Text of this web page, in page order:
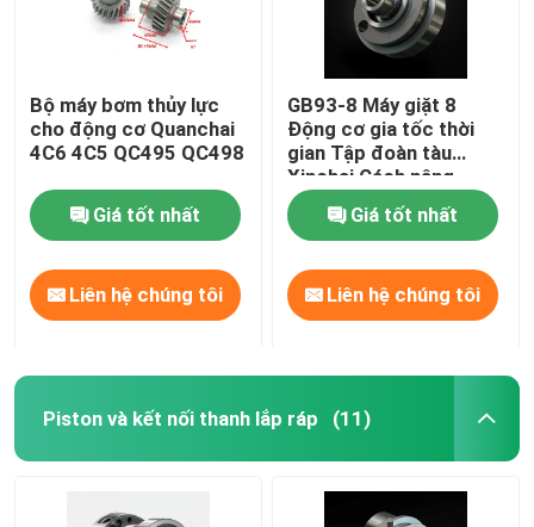
Bộ máy bơm thủy lực
cho động cơ Quanchai
4C6 4C5 QC495 QC498
Giá tốt nhất
Liên hệ chúng tôi
GB93-8 Máy giặt 8
Động cơ gia tốc thời
gian Tập đoàn tàu
Xinchai Cách nâng
Giá tốt nhất
Liên hệ chúng tôi
Piston và kết nối thanh lắp ráp (11)